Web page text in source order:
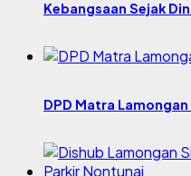
Kebangsaan Sejak
DPD Matra